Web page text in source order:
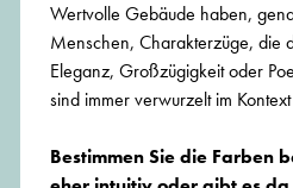
Wertvolle Gebäude haben,
Menschen, Charakterzüge, die
Eleganz, Großzügigkeit oder
sind immer verwurzelt im
Bestimmen Sie die Farben